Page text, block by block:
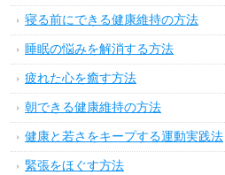
寝る前にできる健康維持の方法
睡眠の悩みを解消する方法
疲れた心を癒す方法
朝できる健康維持の方法
健康と若さをキープする運動実践法
緊張をほぐす方法